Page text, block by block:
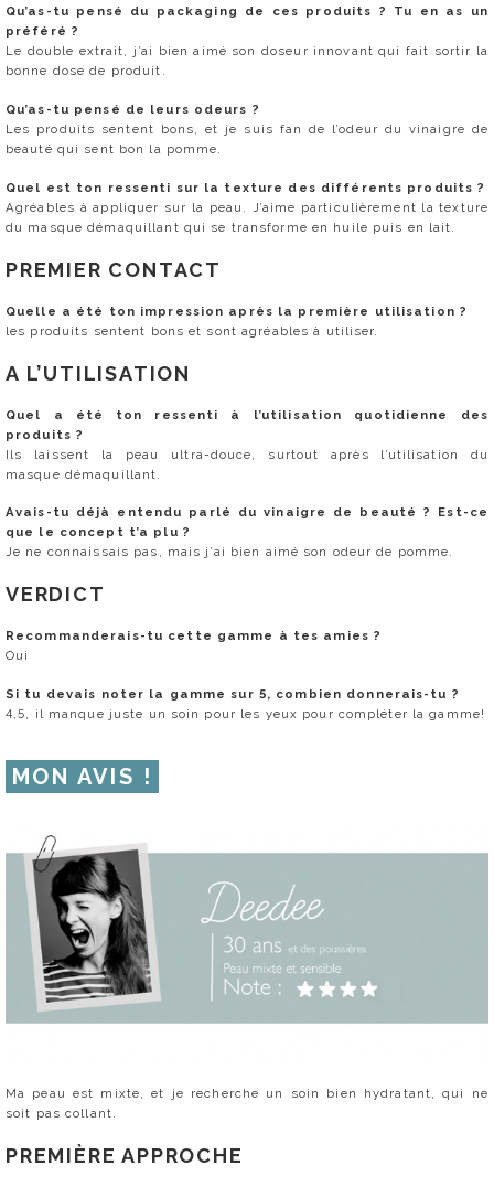
Qu’as-tu pensé du packaging de ces produits ? Tu en as un
préféré ?
Le double extrait, j’ai bien aimé son doseur innovant qui fait sortir la
bonne dose de produit.
Qu’as-tu pensé de leurs odeurs ?
Les produits sentent bons, et je suis fan de l’odeur du vinaigre de
beauté qui sent bon la pomme.
Quel est ton ressenti sur la texture des différents produits ?
Agréables à appliquer sur la peau. J’aime particulièrement la texture
du masque démaquillant qui se transforme en huile puis en lait.
PREMIER CONTACT
Quelle a été ton impression après la première utilisation ?
les produits sentent bons et sont agréables à utiliser.
A L’UTILISATION
Quel a été ton ressenti à l’utilisation quotidienne des
produits ?
Ils laissent la peau ultra-douce, surtout après l’utilisation du
masque démaquillant.
Avais-tu déjà entendu parlé du vinaigre de beauté ? Est-ce
que le concept t’a plu ?
Je ne connaissais pas, mais j’ai bien aimé son odeur de pomme.
VERDICT
Recommanderais-tu cette gamme à tes amies ?
Oui
Si tu devais noter la gamme sur 5, combien donnerais-tu ?
4,5, il manque juste un soin pour les yeux pour compléter la gamme!
MON AVIS !
Ma peau est mixte, et je recherche un soin bien hydratant, qui ne
soit pas collant.
PREMIÈRE APPROCHE